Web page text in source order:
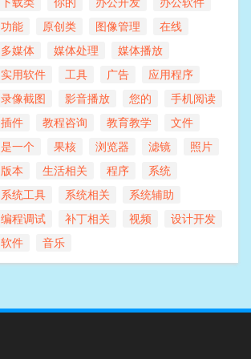
功能
原创类 图像管理
在线
多媒体
媒体处理
媒体播放
实用软件
工具 广告
应用程序
录像截图
影音播放 您的
手机阅读
插件
教程咨询 教育教学
文件
是一个
果核 浏览器 滤镜
照片
版本
生活相关 程序
系统
系统工具
系统相关
系统辅助
编程调试
补丁相关 视频
设计开发
软件
音乐